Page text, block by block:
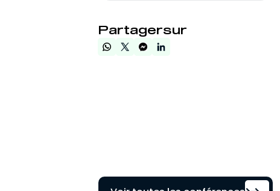
Partagersur